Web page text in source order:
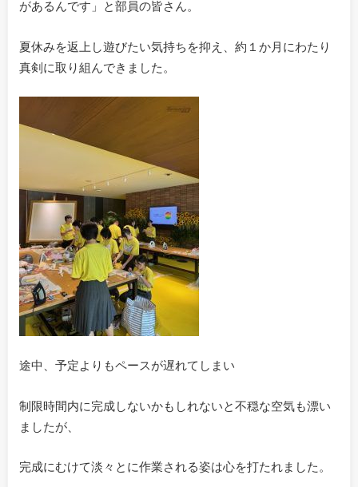
があるんです」と部員の皆さん。
夏休みを返上し遊びたい気持ちを抑え、約１か月にわたり
真剣に取り組んできました。
途中、予定よりもペースが遅れてしまい
制限時間内に完成しないかもしれないと不穏な空気も漂い
ましたが、
完成にむけて淡々とに作業される姿は心を打たれました。